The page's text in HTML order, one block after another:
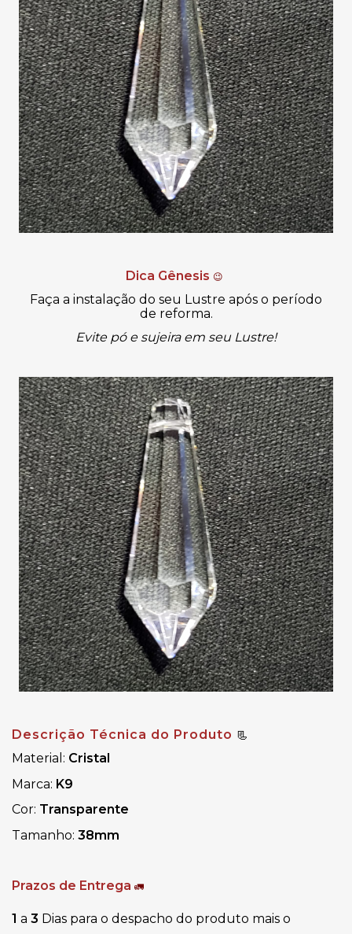
Dica Gênesis 😉
Faça a instalação do seu Lustre após o período
de reforma.
Evite pó e sujeira em seu Lustre!
Descrição Técnica do Produto 📃
Material: Cristal
Marca: K9
Cor: Transparente
Tamanho: 38mm
Prazos de Entrega 🚛
1 a 3 Dias para o despacho do produto mais o